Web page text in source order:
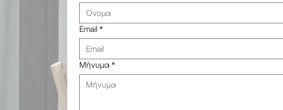
Email *
Μήνυμα *